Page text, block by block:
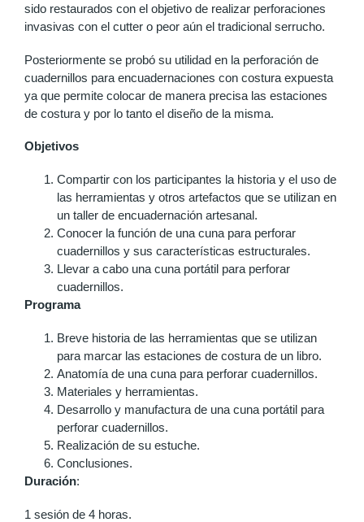
sido restaurados con el objetivo de realizar perforaciones
invasivas con el cutter o peor aún el tradicional serrucho.
Posteriormente se probó su utilidad en la perforación de
cuadernillos para encuadernaciones con costura expuesta
ya que permite colocar de manera precisa las estaciones
de costura y por lo tanto el diseño de la misma.
Objetivos
Compartir con los participantes la historia y el uso de
las herramientas y otros artefactos que se utilizan en
un taller de encuadernación artesanal.
Conocer la función de una cuna para perforar
cuadernillos y sus características estructurales.
Llevar a cabo una cuna portátil para perforar
cuadernillos.
Programa
Breve historia de las herramientas que se utilizan
para marcar las estaciones de costura de un libro.
Anatomía de una cuna para perforar cuadernillos.
Materiales y herramientas.
Desarrollo y manufactura de una cuna portátil para
perforar cuadernillos.
Realización de su estuche.
Conclusiones.
Duración:
1 sesión de 4 horas.